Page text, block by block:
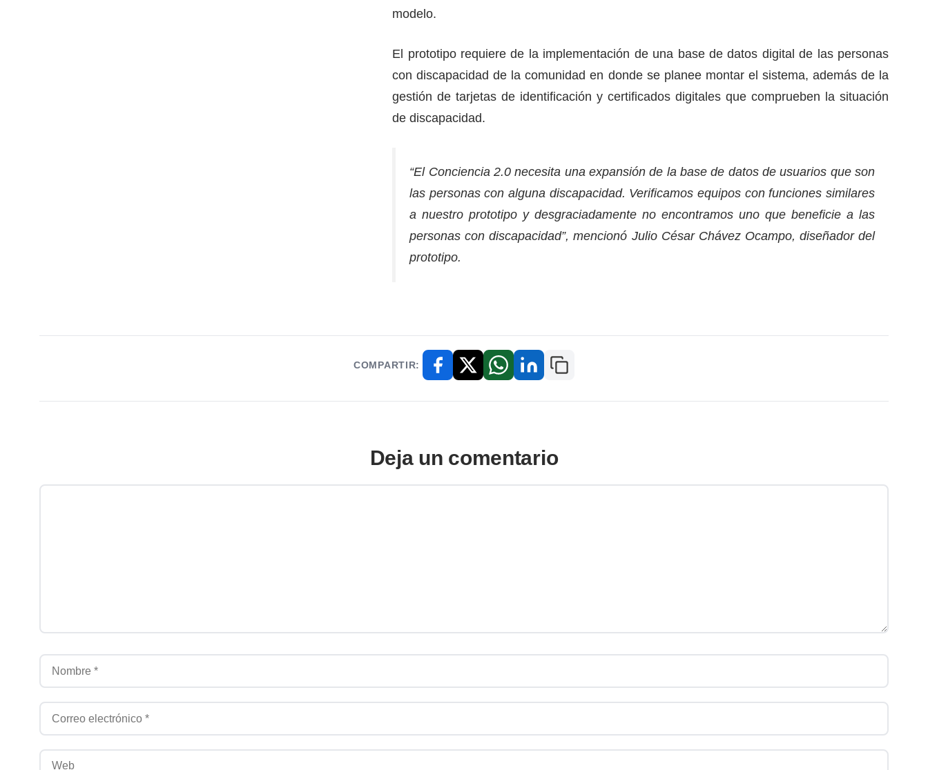
modelo.
El prototipo requiere de la implementación de una base de datos digital de las personas
con discapacidad de la comunidad en donde se planee montar el sistema, además de la
gestión de tarjetas de identificación y certificados digitales que comprueben la situación
de discapacidad.
“El Conciencia 2.0 necesita una expansión de la base de datos de usuarios que son
las personas con alguna discapacidad. Verificamos equipos con funciones similares
a nuestro prototipo y desgraciadamente no encontramos uno que beneficie a las
personas con discapacidad”, mencionó Julio César Chávez Ocampo, diseñador del
prototipo.
COMPARTIR: FacebookX / TwitterWhatsAppLinkedInCopiar enlace
Deja un comentario